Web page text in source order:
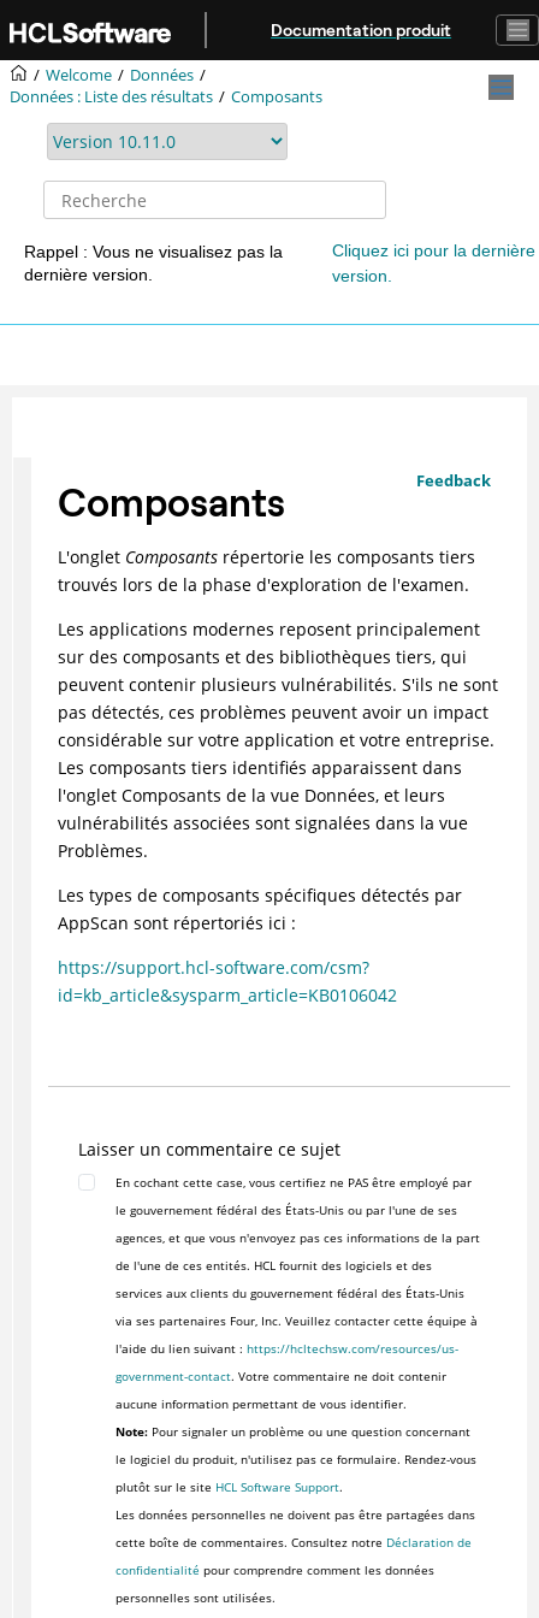
Aller au contenu principal
Documentation produit
Welcome
Données
Données : Liste des résultats
Composants
Rappel : Vous ne visualisez pas la
dernière version.
Cliquez ici pour la dernière
version.
Feedback
Composants
L'onglet Composantsrépertorie les composants tiers
trouvés lors de la phase d'exploration de l'examen.
Les applications modernes reposent principalement
sur des composants et des bibliothèques tiers, qui
peuvent contenir plusieurs vulnérabilités. S'ils ne sont
pas détectés, ces problèmes peuvent avoir un impact
considérable sur votre application et votre entreprise.
Les composants tiers identifiés apparaissent dans
l'onglet Composants de la vue Données, et leurs
vulnérabilités associées sont signalées dans la vue
Problèmes.
Les types de composants spécifiques détectés par
AppScan sont répertoriés ici :
https://support.hcl-software.com/csm?
id=kb_article&sysparm_article=KB0106042
Laisser un commentaire ce sujet
En cochant cette case, vous certifiez ne PAS être employé par
le gouvernement fédéral des États-Unis ou par l'une de ses
agences, et que vous n'envoyez pas ces informations de la part
de l'une de ces entités. HCL fournit des logiciels et des
services aux clients du gouvernement fédéral des États-Unis
via ses partenaires Four, Inc. Veuillez contacter cette équipe à
l'aide du lien suivant : https://hcltechsw.com/resources/us-
government-contact. Votre commentaire ne doit contenir
aucune information permettant de vous identifier.
Note:Pour signaler un problème ou une question concernant
le logiciel du produit, n'utilisez pas ce formulaire. Rendez-vous
plutôt sur le site HCL Software Support.
Les données personnelles ne doivent pas être partagées dans
cette boîte de commentaires. Consultez notre Déclaration de
confidentialité pour comprendre comment les données
personnelles sont utilisées.